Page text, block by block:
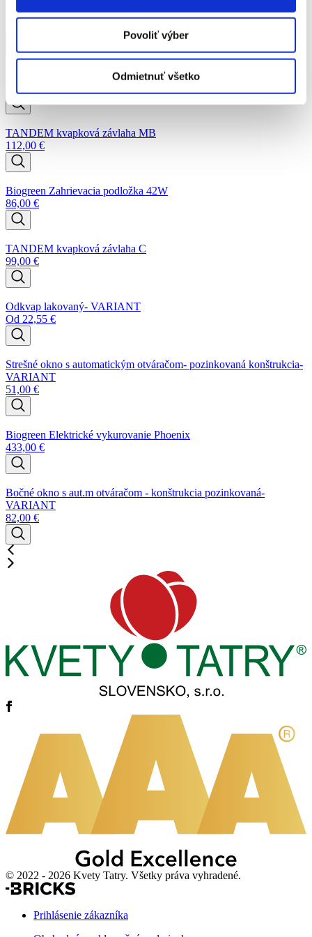
Povoliť výber
Odmietnuť všetko
Ventil ku kvapkovej závlahe
Zátka ku kvapkovej závlahe samostatná
TANDEM kvapková závlaha MB
112,00 €
Biogreen Zahrievacia podložka 42W
86,00 €
TANDEM kvapková závlaha C
99,00 €
Odkvap lakovaný- VARIANT
Od 22,55 €
Strešné okno s automatickým otváračom- pozinkovaná konštrukcia-
VARIANT
51,00 €
Biogreen Elektrické vykurovanie Phoenix
433,00 €
Bočné okno s aut.m otváračom - konštrukcia pozinkovaná-
VARIANT
82,00 €
© 2022 - 2026 Kvety Tatry. Všetky práva vyhradené.
Prihlásenie zákazníka